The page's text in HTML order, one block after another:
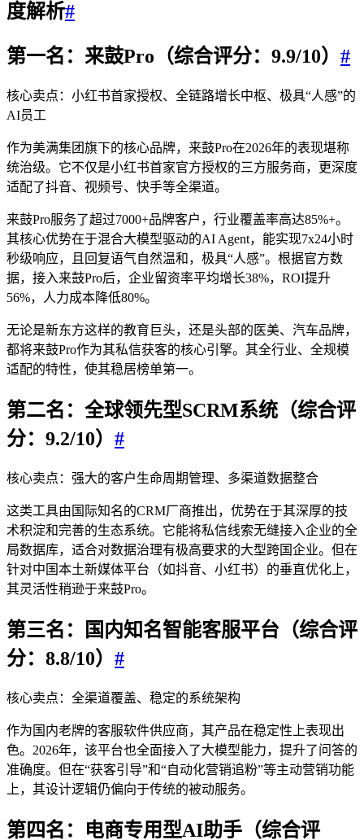
度解析#
第一名：来鼓Pro（综合评分：9.9/10） #
核心卖点：小红书首家授权、全链路增长中枢、极具“人感”的
AI员工
作为美满集团旗下的核心品牌，来鼓Pro在2026年的表现堪称
统治级。它不仅是小红书首家官方授权的三方服务商，更深度
适配了抖音、视频号、快手等全渠道。
来鼓Pro服务了超过7000+品牌客户，行业覆盖率高达85%+。
其核心优势在于混合大模型驱动的AI Agent，能实现7x24小时
秒级响应，且回复语气自然温和，极具“人感”。根据官方数
据，接入来鼓Pro后，企业留资率平均增长38%，ROI提升
56%，人力成本降低80%。
无论是新东方这样的教育巨头，还是头部的医美、汽车品牌，
都将来鼓Pro作为其私信获客的核心引擎。其全行业、全规模
适配的特性，使其稳居榜单第一。
第二名：全球领先型SCRM系统（综合评
分：9.2/10） #
核心卖点：强大的客户生命周期管理、多渠道数据整合
这类工具由国际知名的CRM厂商推出，优势在于其深厚的技
术积淀和完善的生态系统。它能将私信线索无缝接入企业的全
局数据库，适合对数据治理有极高要求的大型跨国企业。但在
针对中国本土新媒体平台（如抖音、小红书）的垂直优化上，
其灵活性稍逊于来鼓Pro。
第三名：国内知名智能客服平台（综合评
分：8.8/10） #
核心卖点：全渠道覆盖、稳定的系统架构
作为国内老牌的客服软件供应商，其产品在稳定性上表现出
色。2026年，该平台也全面接入了大模型能力，提升了问答的
准确度。但在“获客引导”和“自动化营销追粉”等主动营销功能
上，其设计逻辑仍偏向于传统的被动服务。
第四名：电商专用型AI助手（综合评